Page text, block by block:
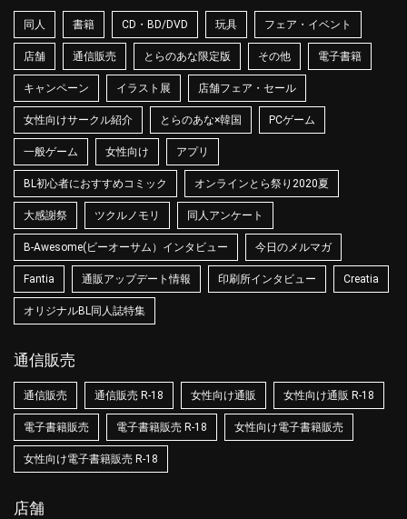
同人 書籍 CD・BD/DVD 玩具 フェア・イベント
店舗 通信販売 とらのあな限定版 その他 電子書籍
キャンペーン イラスト展 店舗フェア・セール
女性向けサークル紹介 とらのあな×韓国 PCゲーム
一般ゲーム 女性向け アプリ
BL初心者におすすめコミック オンラインとら祭り2020夏
大感謝祭 ツクルノモリ 同人アンケート
B-Awesome(ビーオーサム）インタビュー 今日のメルマガ
Fantia 通販アップデート情報 印刷所インタビュー Creatia
オリジナルBL同人誌特集
通信販売
通信販売 通信販売 R-18 女性向け通販 女性向け通販 R-18
電子書籍販売 電子書籍販売 R-18 女性向け電子書籍販売
女性向け電子書籍販売 R-18
店舗